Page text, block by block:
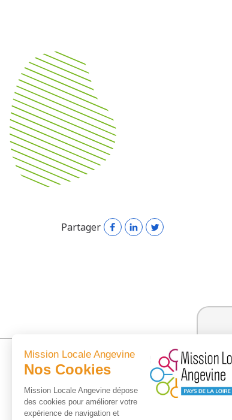
Partager
Mission Locale Angevine
Nos Cookies
Mission Locale Angevine dépose
des cookies pour améliorer votre
expérience de navigation et